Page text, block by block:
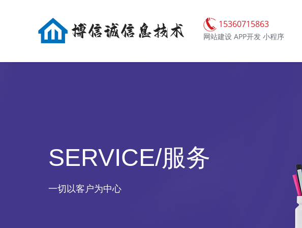
15360715863
网站建设 APP开发 小程序
SERVICE/服务
一切以客户为中心